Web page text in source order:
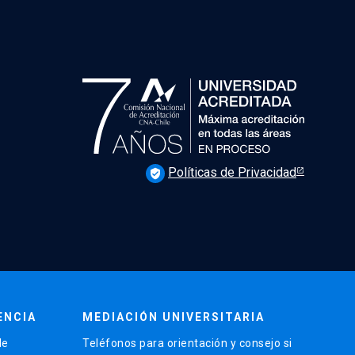
verified_user Políticas de Privacidad
MEDIACIÓN UNIVERSITARIA
Teléfonos para orientación y consejo si